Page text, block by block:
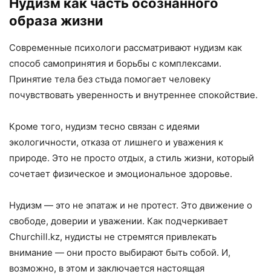
образа жизни
Современные психологи рассматривают нудизм как
способ самопринятия и борьбы с комплексами.
Принятие тела без стыда помогает человеку
почувствовать уверенность и внутреннее спокойствие.
Кроме того, нудизм тесно связан с идеями
экологичности, отказа от лишнего и уважения к
природе. Это не просто отдых, а стиль жизни, который
сочетает физическое и эмоциональное здоровье.
Нудизм — это не эпатаж и не протест. Это движение о
свободе, доверии и уважении. Как подчеркивает
Churchill.kz, нудисты не стремятся привлекать
внимание — они просто выбирают быть собой. И,
возможно, в этом и заключается настоящая